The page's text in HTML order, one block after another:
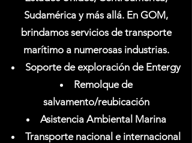
Sudamérica y más allá. En GOM,
brindamos servicios de transporte
marítimo a numerosas industrias.
Soporte de exploración de Entergy
Remolque de
salvamento/reubicación
Asistencia Ambiental Marina
Transporte nacional e internacional